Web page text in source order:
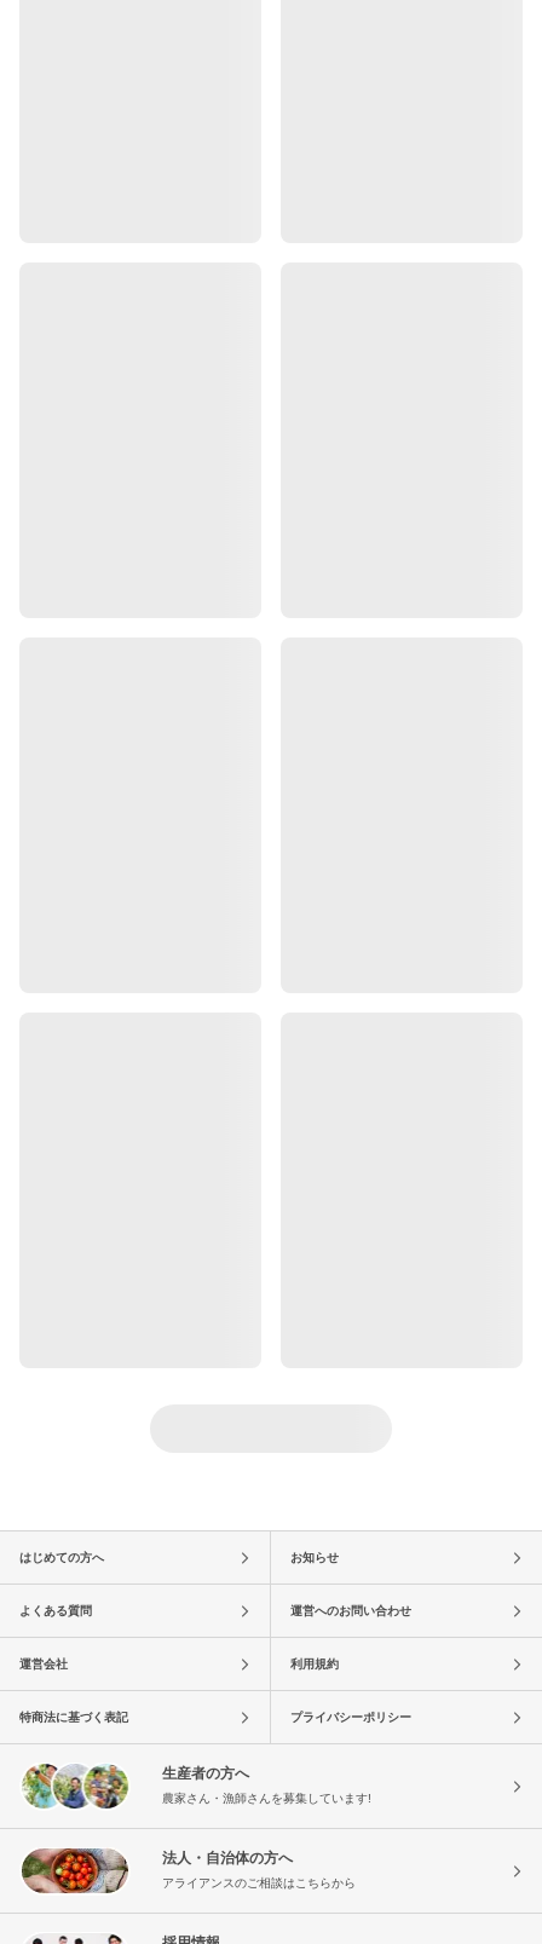
はじめての方へ お知らせ
よくある質問 運営へのお問い合わせ
運営会社 利用規約
特商法に基づく表記 プライバシーポリシー
生産者の方へ
農家さん・漁師さんを募集しています!
法人・自治体の方へ
アライアンスのご相談はこちらから